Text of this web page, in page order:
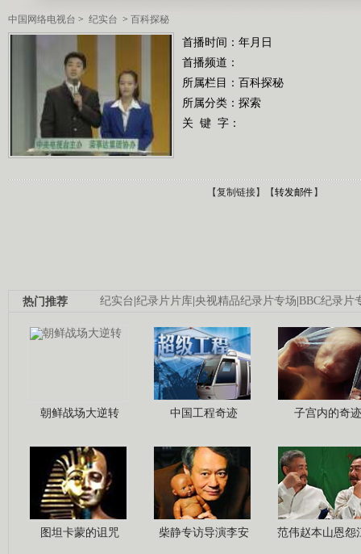
中国网络电视台 > 纪实台 > 百科探秘
首播时间：年月日
首播频道：
所属栏目： 百科探秘
所属分类：探索
关 键 字：
【复制链接】【转发邮件】
纪实台|纪录片片库|央视精品纪录片专场|BBC纪录片
热门推荐
朝鲜战场大逆转 中国工程奇迹 子宫内的奇迹
图坦卡蒙的诅咒 柴静专访导演李安 范伟赵本山恩怨